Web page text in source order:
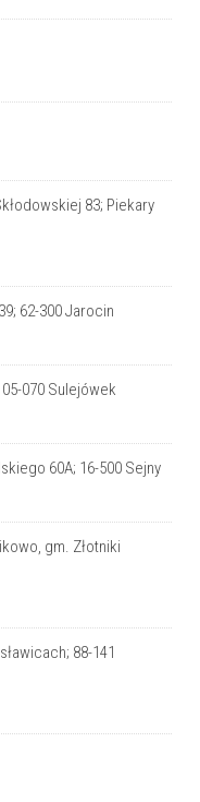
83; Piekary
62-300 Jarocin
070 Sulejówek
60A; 16-500 Sejny
gm. Złotniki
88-141